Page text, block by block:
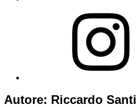
Autore: Riccardo Santi